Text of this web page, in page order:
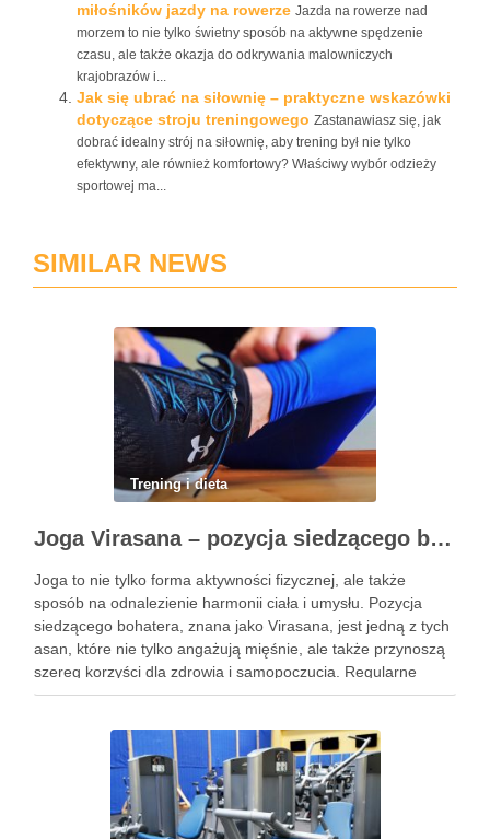
miłośników jazdy na rowerze Jazda na rowerze nad
morzem to nie tylko świetny sposób na aktywne spędzenie
czasu, ale także okazja do odkrywania malowniczych
krajobrazów i...
Jak się ubrać na siłownię – praktyczne wskazówki
dotyczące stroju treningowego Zastanawiasz się, jak
dobrać idealny strój na siłownię, aby trening był nie tylko
efektywny, ale również komfortowy? Właściwy wybór odzieży
sportowej ma...
SIMILAR NEWS
Trening i dieta
Joga Virasana – pozycja siedzącego bohatera i jej korzyści
Joga to nie tylko forma aktywności fizycznej, ale także
sposób na odnalezienie harmonii ciała i umysłu. Pozycja
siedzącego bohatera, znana jako Virasana, jest jedną z tych
asan, które nie tylko angażują mięśnie, ale także przynoszą
szereg korzyści dla zdrowia i samopoczucia. Regularne
praktykowanie tej pozycji może poprawić elastyczność